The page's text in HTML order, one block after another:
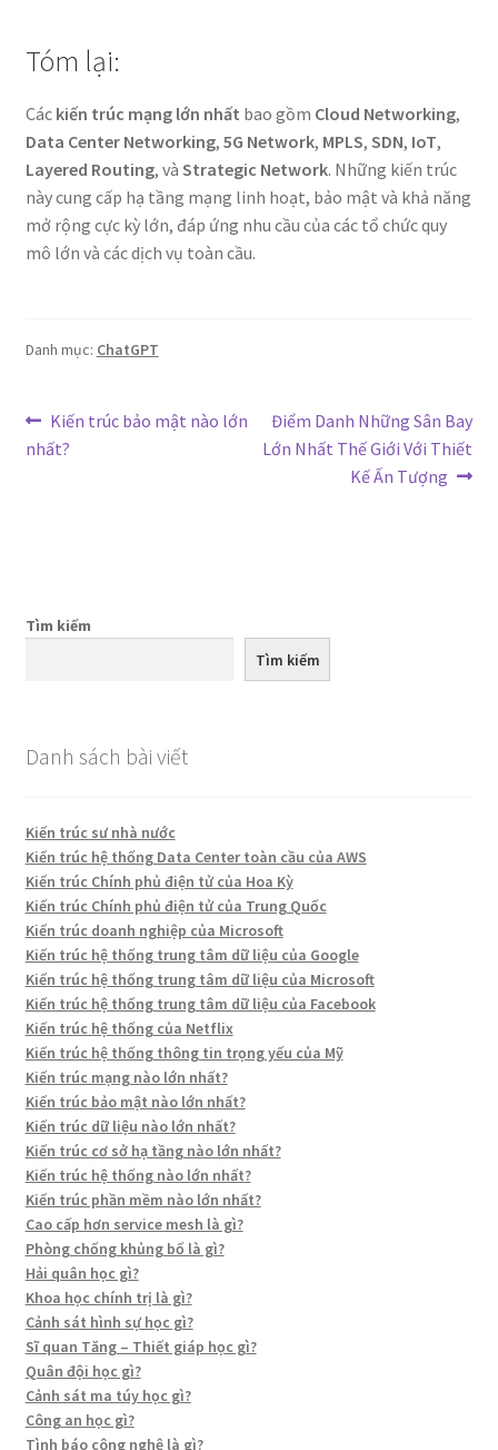
Tóm lại:
Các kiến trúc mạng lớn nhất bao gồm Cloud Networking,
Data Center Networking, 5G Network, MPLS, SDN, IoT,
Layered Routing, và Strategic Network. Những kiến trúc
này cung cấp hạ tầng mạng linh hoạt, bảo mật và khả năng
mở rộng cực kỳ lớn, đáp ứng nhu cầu của các tổ chức quy
mô lớn và các dịch vụ toàn cầu.
Danh mục: ChatGPT
Điều
hướng
Bài
trước:
Kiến trúc bảo mật nào lớn
nhất?
Bài
tiếp
Điểm Danh Những Sân Bay
Lớn Nhất Thế Giới Với Thiết
Kế Ấn Tượng
Tìm kiếm
Tìm kiếm
Danh sách bài viết
Kiến trúc sư nhà nước
Kiến trúc hệ thống Data Center toàn cầu của AWS
Kiến trúc Chính phủ điện tử của Hoa Kỳ
Kiến trúc Chính phủ điện tử của Trung Quốc
Kiến trúc doanh nghiệp của Microsoft
Kiến trúc hệ thống trung tâm dữ liệu của Google
Kiến trúc hệ thống trung tâm dữ liệu của Microsoft
Kiến trúc hệ thống trung tâm dữ liệu của Facebook
Kiến trúc hệ thống của Netflix
Kiến trúc hệ thống thông tin trọng yếu của Mỹ
Kiến trúc mạng nào lớn nhất?
Kiến trúc bảo mật nào lớn nhất?
Kiến trúc dữ liệu nào lớn nhất?
Kiến trúc cơ sở hạ tầng nào lớn nhất?
Kiến trúc hệ thống nào lớn nhất?
Kiến trúc phần mềm nào lớn nhất?
Cao cấp hơn service mesh là gì?
Phòng chống khủng bố là gì?
Hải quân học gì?
Khoa học chính trị là gì?
Cảnh sát hình sự học gì?
Sĩ quan Tăng – Thiết giáp học gì?
Quân đội học gì?
Cảnh sát ma túy học gì?
Công an học gì?
Tình báo công nghệ là gì?